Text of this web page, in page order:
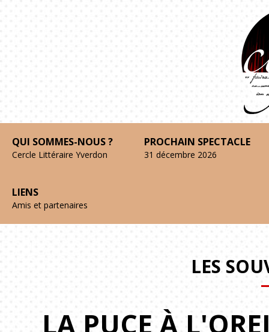
QUI SOMMES-NOUS ?
Cercle Littéraire Yverdon
PROCHAIN SPECTACLE
31 décembre 2026
LIENS
Amis et partenaires
LES
LA PUCE À